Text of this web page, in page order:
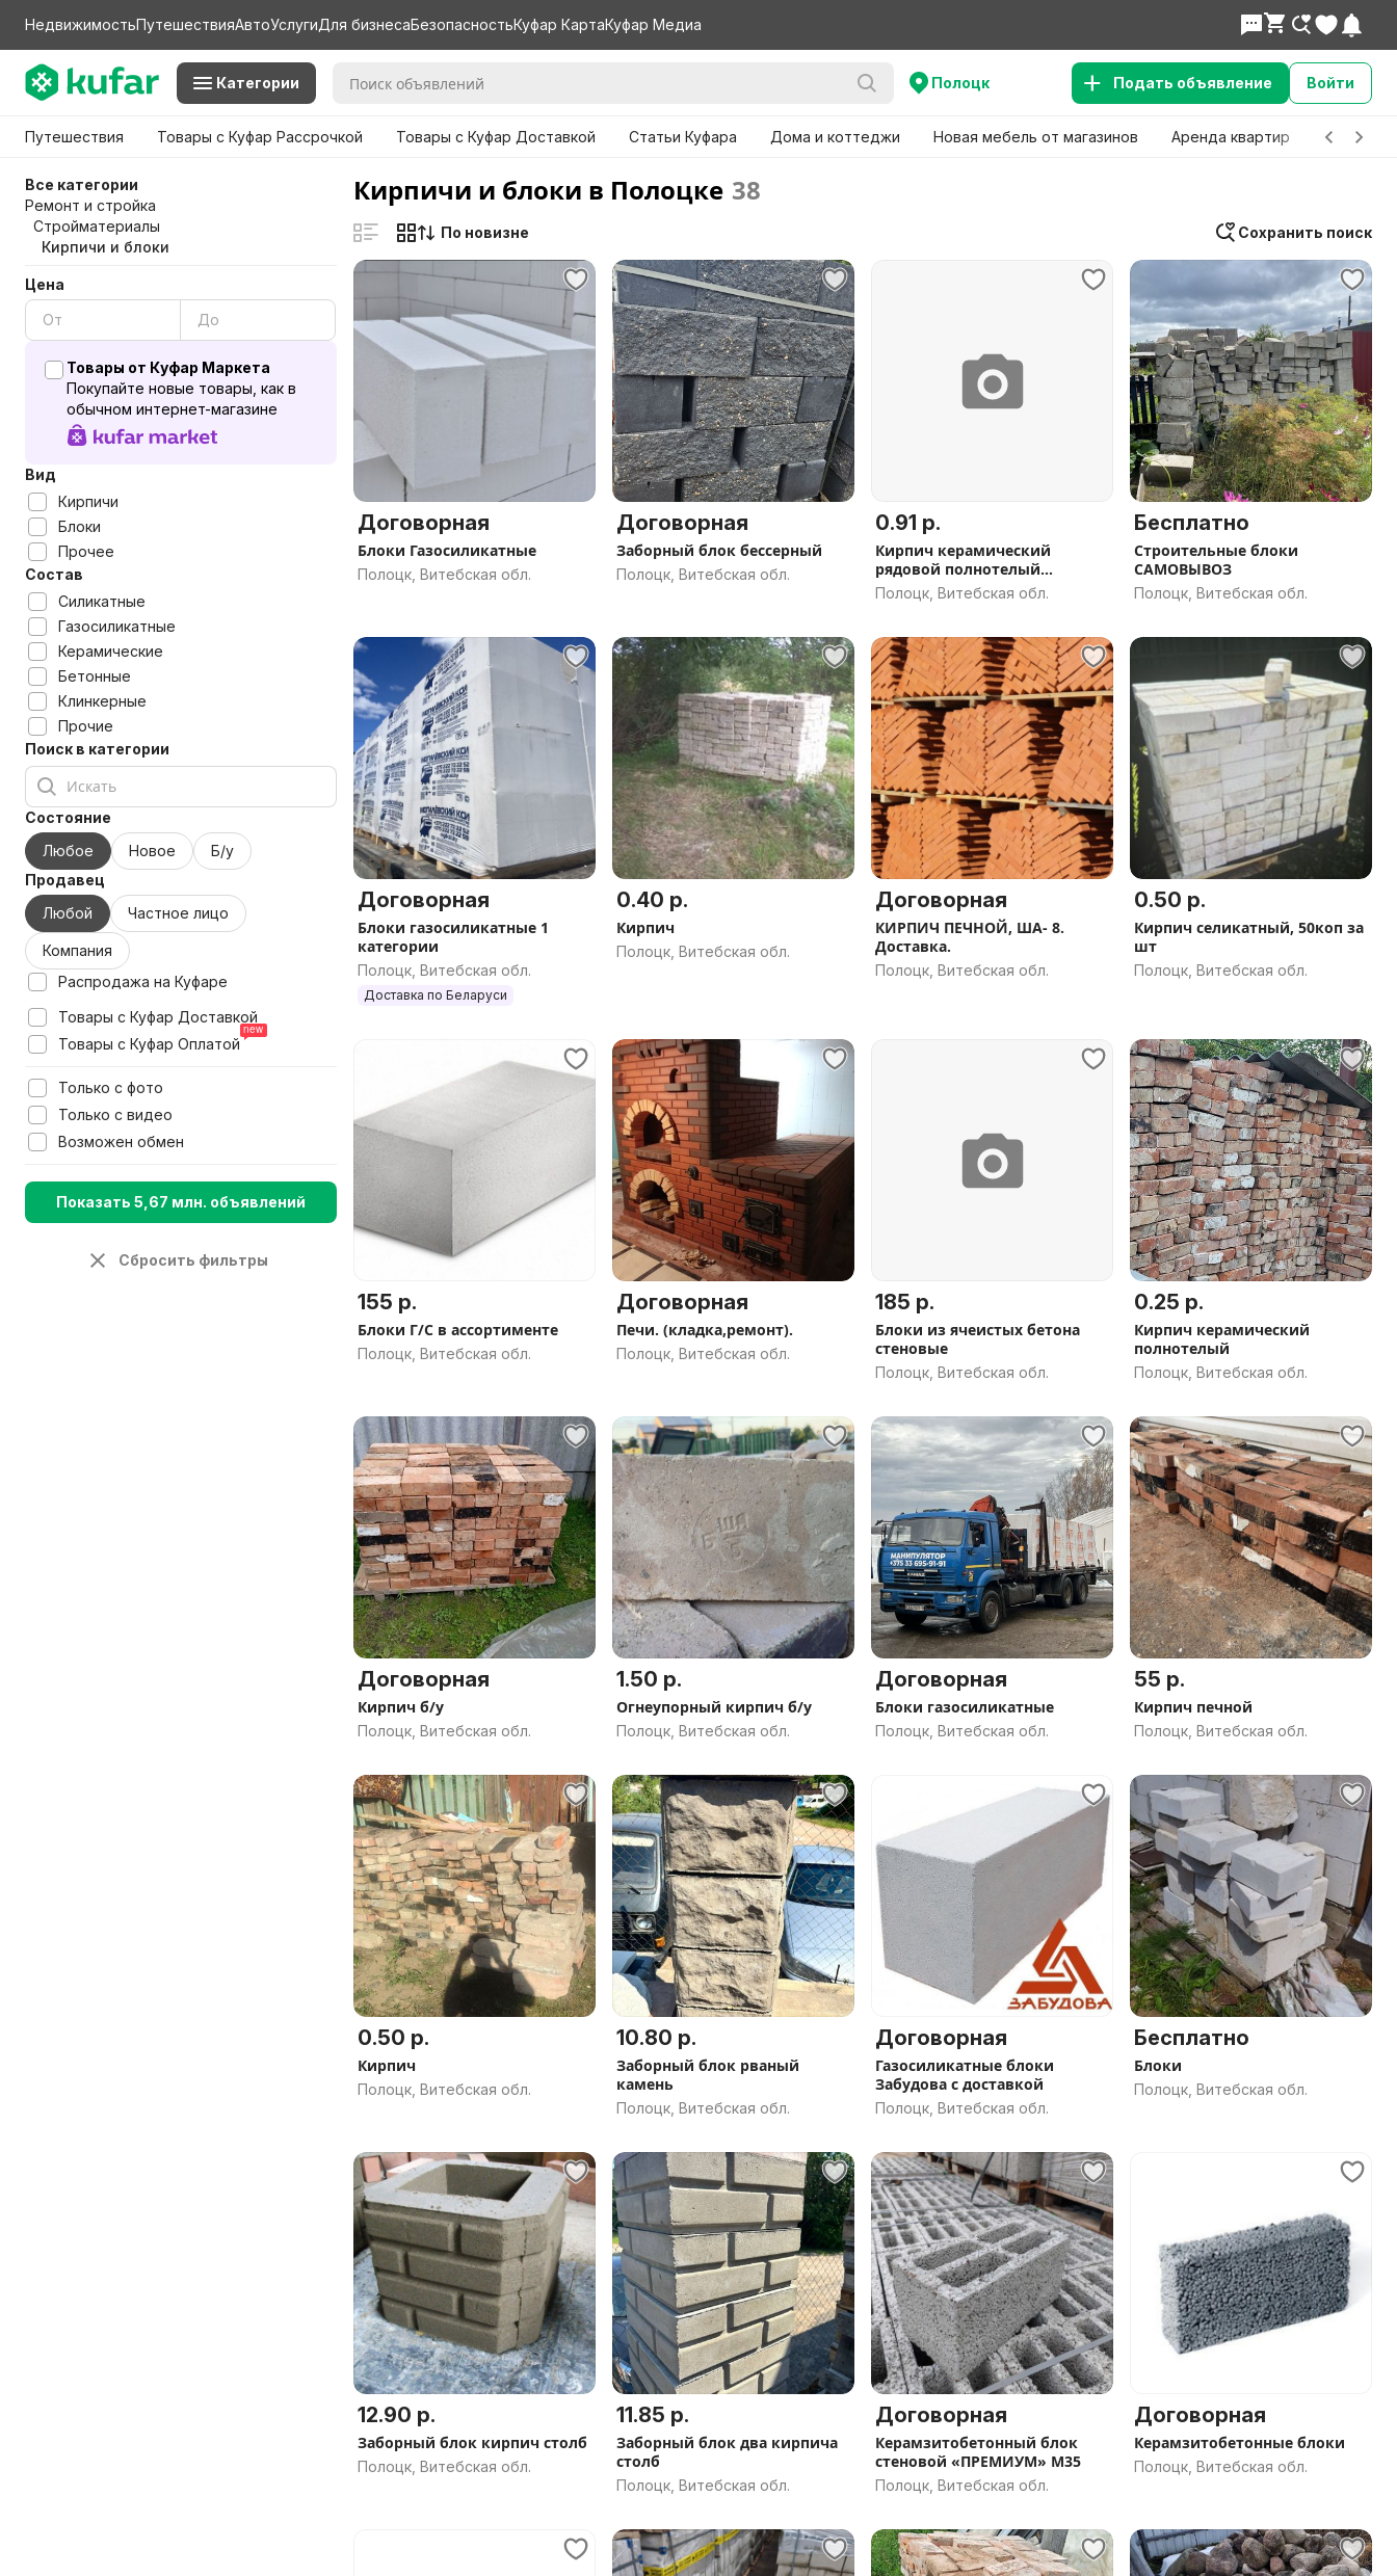
НедвижимостьПутешествияАвтоУслугиДля бизнесаБезопасностьКуфар КартаКуфар Медиа
Категории Полоцк Подать объявление Войти
Путешествия Товары с Куфар Рассрочкой Товары с Куфар Доставкой Статьи Куфара Дома и коттеджи Новая мебель от магазинов Аренда квартир Детские
Все категории
Ремонт и стройка
Стройматериалы
Кирпичи и блоки
Цена
Товары от Куфар Маркета
Покупайте новые товары, как в
обычном интернет-магазине
Вид
Кирпичи
Блоки
Прочее
Состав
Силикатные
Газосиликатные
Керамические
Бетонные
Клинкерные
Прочие
Поиск в категории
Состояние
Любое
Новое
Б/у
Продавец
Любой
Частное лицо
Компания
Распродажа на Куфаре
Товары с Куфар Доставкой
Товары с Куфар Оплатой
Только с фото
Только с видео
Возможен обмен
Показать 5,67 млн. объявлений
Сбросить фильтры
Кирпичи и блоки в Полоцке 38
Сохранить поиск
По новизне
Договорная
Блоки Газосиликатные
Полоцк, Витебская обл.
Договорная
Заборный блок бессерный
Полоцк, Витебская обл.
0.91 р.
Кирпич керамический
рядовой полнотелый
М100(М150
Полоцк, Витебская обл.
Бесплатно
Строительные блоки
САМОВЫВОЗ
Полоцк, Витебская обл.
Договорная
Блоки газосиликатные 1
категории
Полоцк, Витебская обл.
Доставка по Беларуси
0.40 р.
Кирпич
Полоцк, Витебская обл.
Договорная
КИРПИЧ ПЕЧНОЙ, ША- 8.
Доставка.
Полоцк, Витебская обл.
0.50 р.
Кирпич селикатный, 50коп за
шт
Полоцк, Витебская обл.
155 р.
Блоки Г/С в ассортименте
Полоцк, Витебская обл.
Договорная
Печи. (кладка,ремонт).
Полоцк, Витебская обл.
185 р.
Блоки из ячеистых бетона
стеновые
Полоцк, Витебская обл.
0.25 р.
Кирпич керамический
полнотелый
Полоцк, Витебская обл.
Договорная
Кирпич б/у
Полоцк, Витебская обл.
1.50 р.
Огнеупорный кирпич б/у
Полоцк, Витебская обл.
Договорная
Блоки газосиликатные
Полоцк, Витебская обл.
55 р.
Кирпич печной
Полоцк, Витебская обл.
0.50 р.
Кирпич
Полоцк, Витебская обл.
10.80 р.
Заборный блок рваный
камень
Полоцк, Витебская обл.
Договорная
Газосиликатные блоки
Забудова с доставкой
Полоцк, Витебская обл.
Бесплатно
Блоки
Полоцк, Витебская обл.
12.90 р.
Заборный блок кирпич столб
Полоцк, Витебская обл.
11.85 р.
Заборный блок два кирпича
столб
Полоцк, Витебская обл.
Договорная
Керамзитобетонный блок
стеновой «ПРЕМИУМ» М35
Полоцк, Витебская обл.
Договорная
Керамзитобетонные блоки
Полоцк, Витебская обл.